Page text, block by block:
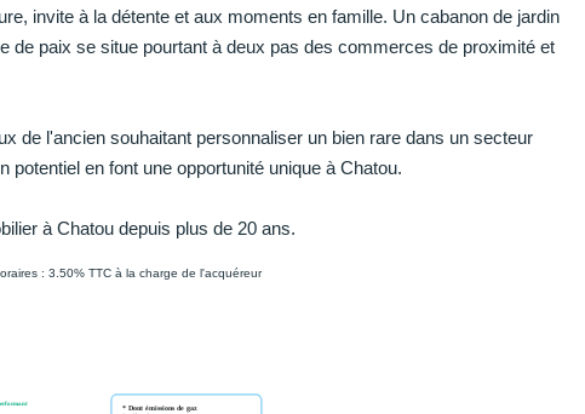
invite à la détente et aux moments en famille. Un cabanon de jardin
de paix se situe pourtant à deux pas des commerces de proximité et
de l'ancien souhaitant personnaliser un bien rare dans un secteur
en font une opportunité unique à Chatou.
à Chatou depuis plus de 20 ans.
: 3.50% TTC à la charge de l'acquéreur